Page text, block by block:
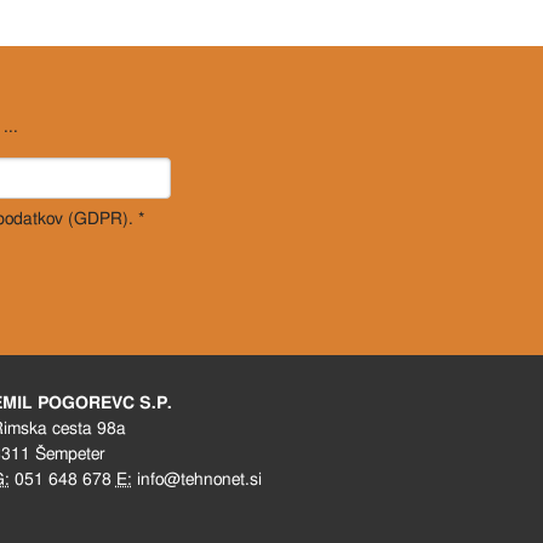
...
(GDPR). *
POGOREVC S.P.
cesta 98a
Šempeter
051 648 678 E: info@tehnonet.si